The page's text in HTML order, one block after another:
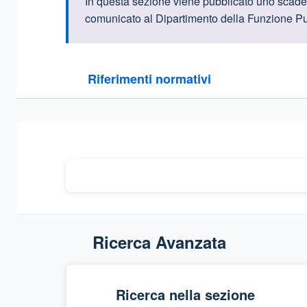
comunicato al Dipartimento della Funzione
Riferimenti normativi
Sezione compressa
Ricerca Avanzata
Ricerca nella sezione